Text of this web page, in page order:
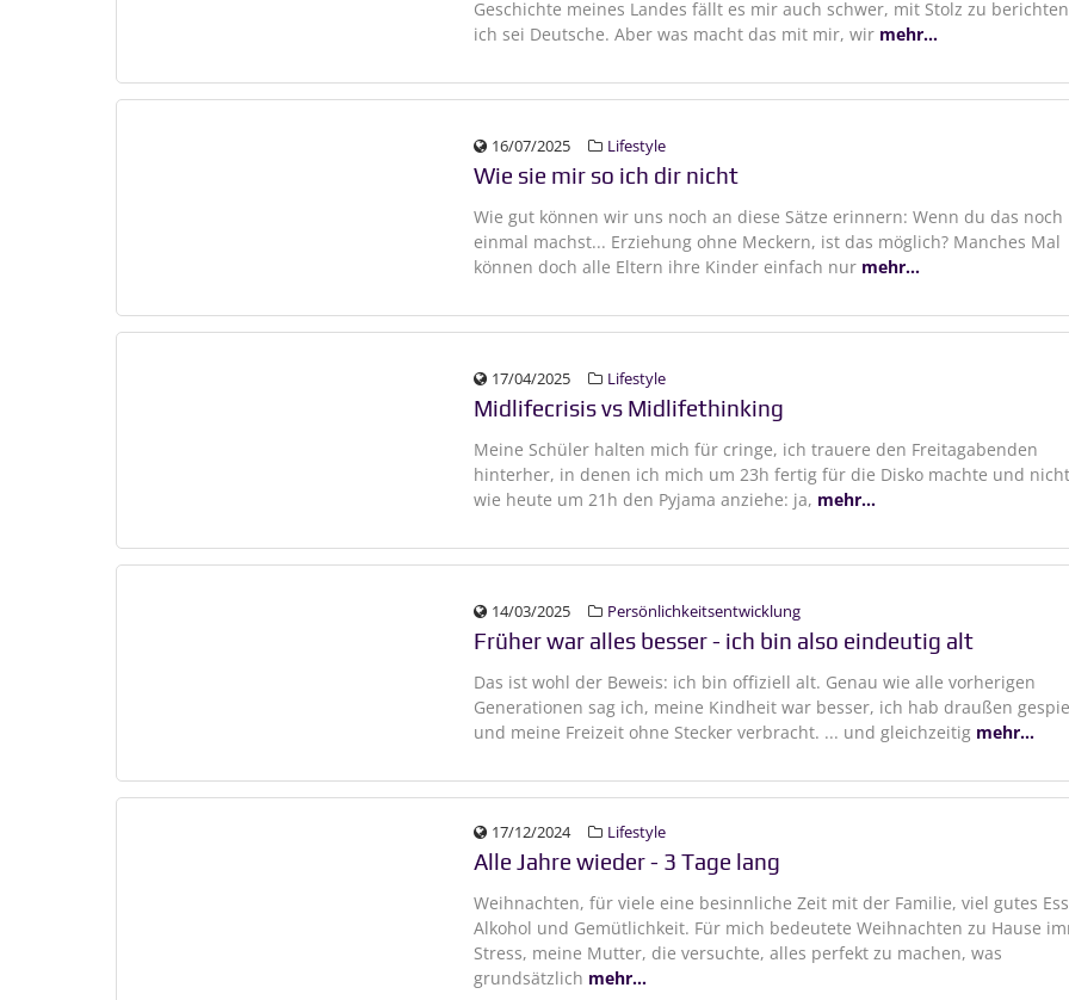
Geschichte meines Landes fällt es mir auch schwer, mit Stolz zu
ich sei Deutsche. Aber was macht das mit mir, wir mehr...
16/07/2025 Lifestyle
Wie sie mir so ich dir nicht
Wie gut können wir uns noch an diese Sätze erinnern: Wenn du das noch
einmal machst... Erziehung ohne Meckern, ist das möglich? Manches Mal
können doch alle Eltern ihre Kinder einfach nur mehr...
17/04/2025 Lifestyle
Midlifecrisis vs Midlifethinking
Meine Schüler halten mich für cringe, ich trauere den Freitagabenden
hinterher, in denen ich mich um 23h fertig für die Disko machte und nicht
wie heute um 21h den Pyjama anziehe: ja, mehr...
14/03/2025 Persönlichkeitsentwicklung
Früher war alles besser - ich bin also eindeutig alt
Das ist wohl der Beweis: ich bin offiziell alt. Genau wie alle vorherigen
Generationen sag ich, meine Kindheit war besser, ich hab draußen
und meine Freizeit ohne Stecker verbracht. ... und gleichzeitig mehr...
17/12/2024 Lifestyle
Alle Jahre wieder - 3 Tage lang
Weihnachten, für viele eine besinnliche Zeit mit der Familie, viel gutes
Alkohol und Gemütlichkeit. Für mich bedeutete Weihnachten zu Hause
Stress, meine Mutter, die versuchte, alles perfekt zu machen, was
grundsätzlich mehr...